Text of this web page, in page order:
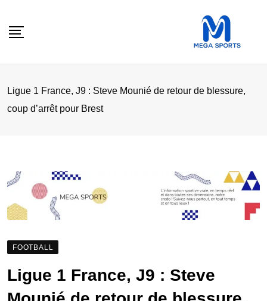
Ligue 1 France, J9 : Steve Mounié de retour de blessure,
coup d’arrêt pour Brest
FOOTBALL
Ligue 1 France, J9 : Steve